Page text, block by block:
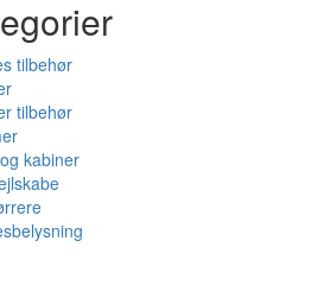
tilbehør
tilbehør
kabiner